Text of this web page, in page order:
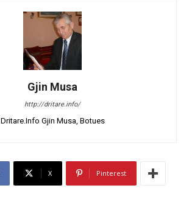
Gjin Musa
http://dritare.info/
Dritare.Info Gjin Musa, Botues
X Pinterest